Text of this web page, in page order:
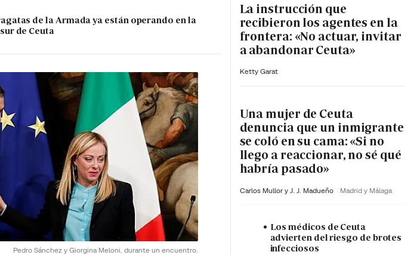
de la Armada ya están operando en la
de Ceuta
Pedro Sánchez y Giorgina Meloni, durante un encuentro.
La instrucción que
recibieron los agentes en la
frontera: «No actuar, invitar
a abandonar Ceuta»
Ketty Garat
Una mujer de Ceuta
denuncia que un inmigrante
se coló en su cama: «Si no
llego a reaccionar, no sé qué
habría pasado»
Carlos Mullor y J. J. Madueño Madrid y Málaga
Los médicos de Ceuta
advierten del riesgo de brotes
infecciosos